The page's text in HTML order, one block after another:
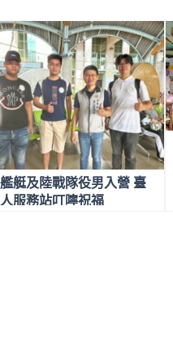
艇及陸戰隊役男入營 臺
服務站叮嚀祝福